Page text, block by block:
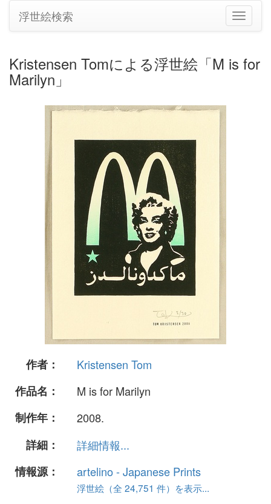
ナ
ビ
シ
浮世絵検索
Kristensen Tomによる浮世絵「M is for
Marilyn」
作者：
Kristensen Tom
作品名：
M is for Marilyn
制作年：
2008.
詳細：
詳細情報...
情報源：
artelino - Japanese Prints
浮世絵（全 24,751 件）を表示...